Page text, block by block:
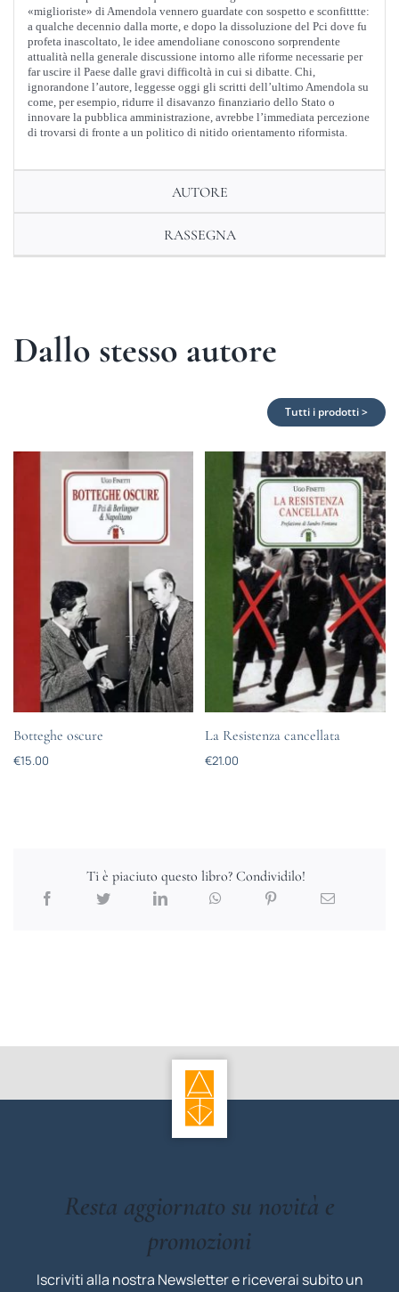
«miglioriste» di Amendola vennero guardate con sospetto e sconfitttte:
a qualche decennio dalla morte, e dopo la dissoluzione del Pci dove fu
profeta inascoltato, le idee amendoliane conoscono sorprendente
attualità nella generale discussione intorno alle riforme necessarie per
far uscire il Paese dalle gravi difficoltà in cui si dibatte. Chi,
ignorandone l’autore, leggesse oggi gli scritti dell’ultimo Amendola su
come, per esempio, ridurre il disavanzo finanziario dello Stato o
innovare la pubblica amministrazione, avrebbe l’immediata percezione
di trovarsi di fronte a un politico di nitido orientamento riformista.
AUTORE
RASSEGNA
Dallo stesso autore
Tutti i prodotti >
Botteghe oscure
€15.00
La Resistenza cancellata
€21.00
Ti è piaciuto questo libro? Condividilo!
Resta aggiornato su novità e
promozioni
Iscriviti alla nostra Newsletter e riceverai subito un